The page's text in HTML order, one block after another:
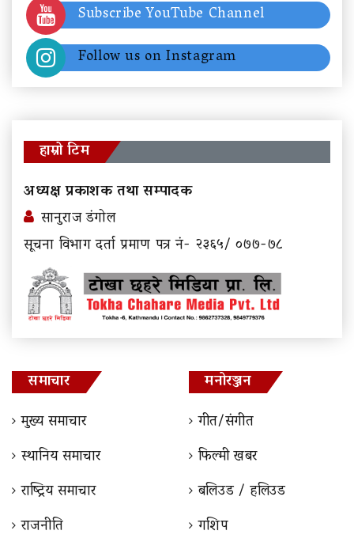
Subscribe YouTube Channel
Follow us on Instagram
हाम्रो टिम
अध्यक्ष प्रकाशक तथा सम्पादक
सानुराज डंगोल
सूचना विभाग दर्ता प्रमाण पत्र नं- २३६५/ ०७७-७८
समाचार
मुख्य समाचार
स्थानिय समाचार
राष्ट्रिय समाचार
राजनीति
मनोरञ्जन
गीत/संगीत
फिल्मी खबर
बलिउड / हलिउड
गशिप